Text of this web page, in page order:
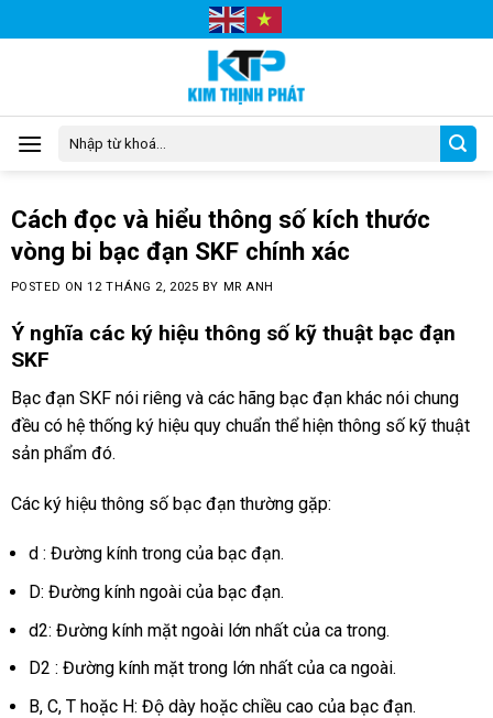
to
Tìm
kiếm:
Cách đọc và hiểu thông số kích thước
vòng bi bạc đạn SKF chính xác
POSTED ON12 THÁNG 2, 2025 BY MR ANH
Ý nghĩa các ký hiệu thông số kỹ thuật bạc đạn
SKF
Bạc đạn SKF nói riêng và các hãng bạc đạn khác nói chung
đều có hệ thống ký hiệu quy chuẩn thể hiện thông số kỹ thuật
sản phẩm đó.
Các ký hiệu thông số bạc đạn thường gặp:
d : Đường kính trong của bạc đạn.
D: Đường kính ngoài của bạc đạn.
d2: Đường kính mặt ngoài lớn nhất của ca trong.
D2 : Đường kính mặt trong lớn nhất của ca ngoài.
B, C, T hoặc H: Độ dày hoặc chiều cao của bạc đạn.